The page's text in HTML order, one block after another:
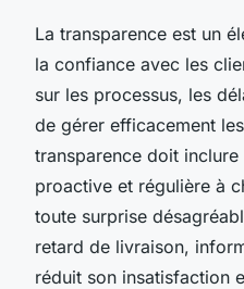
La transparence est un
la confiance avec les
sur les processus, les
de gérer efficacement
transparence doit
proactive et régulière à
toute surprise
retard de livraison,
réduit son insatisfaction